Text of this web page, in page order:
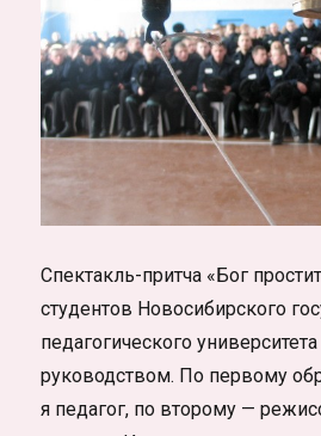
Спектакль-притча «Бог
студентов Новосибирского
педагогического
руководством. По первому
я педагог, по второму —